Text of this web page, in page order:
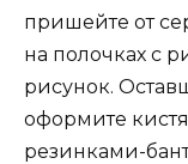
пришейте от
на полочках с
рисунок.
оформите
резинками-